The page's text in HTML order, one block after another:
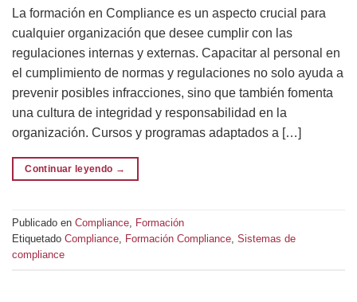
La formación en Compliance es un aspecto crucial para
cualquier organización que desee cumplir con las
regulaciones internas y externas. Capacitar al personal en
el cumplimiento de normas y regulaciones no solo ayuda a
prevenir posibles infracciones, sino que también fomenta
una cultura de integridad y responsabilidad en la
organización. Cursos y programas adaptados a […]
Continuar leyendo →
Publicado en Compliance, Formación
Etiquetado Compliance, Formación Compliance, Sistemas de
compliance